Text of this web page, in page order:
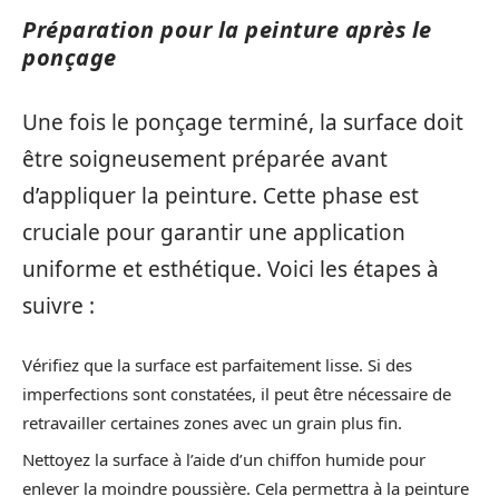
Préparation pour la peinture après le
ponçage
Une fois le ponçage terminé, la surface doit
être soigneusement préparée avant
d’appliquer la peinture. Cette phase est
cruciale pour garantir une application
uniforme et esthétique. Voici les étapes à
suivre :
Vérifiez que la surface est parfaitement lisse. Si des
imperfections sont constatées, il peut être nécessaire de
retravailler certaines zones avec un grain plus fin.
Nettoyez la surface à l’aide d’un chiffon humide pour
enlever la moindre poussière. Cela permettra à la peinture